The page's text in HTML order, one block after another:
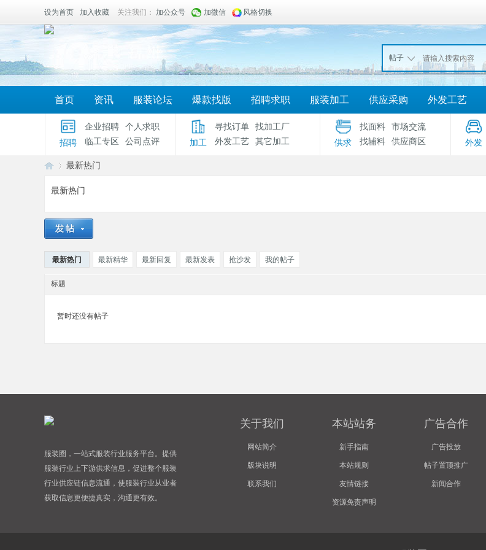
设为首页 加入收藏 关注我们： 加公众号 加微信 风格切换
帖子
首页 资讯 服装论坛 爆款找版 招聘求职 服装加工 供应采购 外发工艺
招聘
企业招聘
个人求职
临工专区
公司点评 加工
寻找订单
找加工厂
外发工艺
其它加工 供求
找面料
市场交流
找辅料
供应商区 外发
服
圈
›
最新热门
最新热门
最新热门 最新精华 最新回复 最新发表 抢沙发 我的帖子
标题
暂时还没有帖子
服装圈，一站式服装行业服务平台。提供
服装行业上下游供求信息，促进整个服装
行业供应链信息流通，使服装行业从业者
获取信息更便捷真实，沟通更有效。
关于我们
网站简介
版块说明
联系我们
本站站务
新手指南
本站规则
友情链接
资源免责声明
广告合作
广告投放
帖子置顶推广
新闻合作